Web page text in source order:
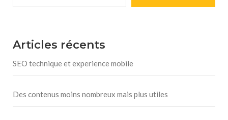
Articles récents
SEO technique et experience mobile
Des contenus moins nombreux mais plus utiles